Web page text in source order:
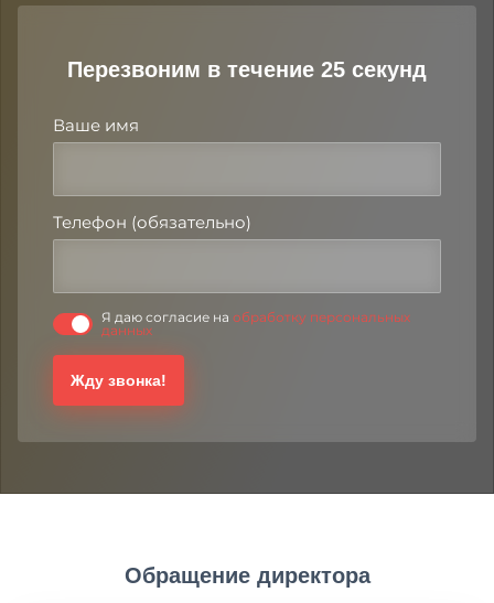
Перезвоним в течение 25 секунд
Ваше имя
Телефон (обязательно)
Я даю согласие на обработку персональных
данных
Жду звонка!
Обращение директора